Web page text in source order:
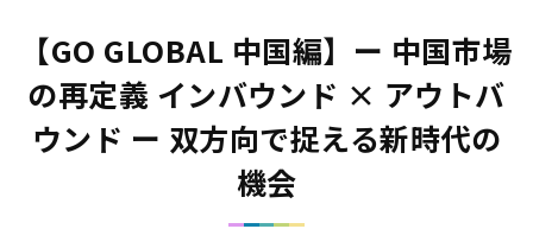
【GO GLOBAL 中国編】ー 中国市場
の再定義 インバウンド × アウトバ
ウンド ー 双方向で捉える新時代の
機会